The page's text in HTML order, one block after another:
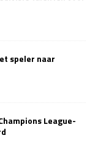
speler naar
League-